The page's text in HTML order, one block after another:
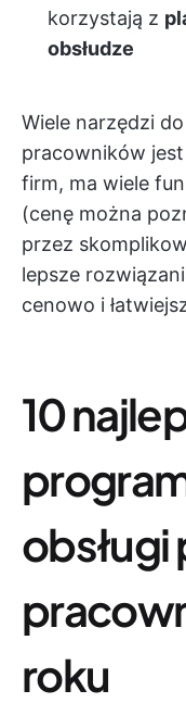
korzystają z
obsłudze
Wiele narzędzi
pracowników
firm, ma wiele
(cenę można
przez
lepsze
cenowo i
10
obsługi
roku